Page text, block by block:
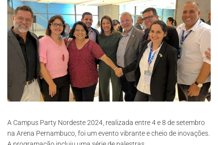
A Campus Party Nordeste 2024, realizada entre 4 e 8 de setembro
na Arena Pernambuco, foi um evento vibrante e cheio de inovações.